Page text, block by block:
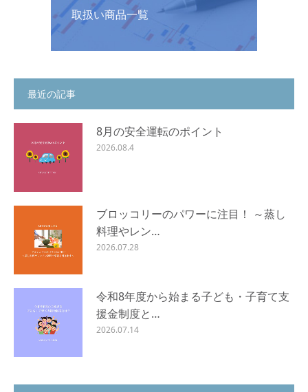
取扱い商品一覧
最近の記事
8月の安全運転のポイント
2026.08.4
ブロッコリーのパワーに注目！ ～蒸し
料理やレン…
2026.07.28
令和8年度から始まる子ども・子育て支
援金制度と…
2026.07.14